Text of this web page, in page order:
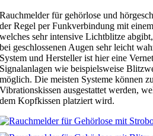
Rauchmelder für gehörlose und
der Regel per Funkverbindung mit
welches sehr intensive Lichtblitze
bei geschlossenen Augen sehr leicht
System und Hersteller ist hier eine
Signalanlagen wie beispielsweise
möglich. Die meisten Systeme können
Vibrationskissen ausgestattet werden,
dem Kopfkissen platziert wird.